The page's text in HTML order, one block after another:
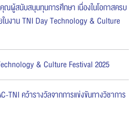
ผู้สนับสนุนทุนการศึกษา เนื่องในโอกาสครบ
นงาน TNI Day Technology & Culture
& Culture Festival 2025
TNI คว้ารางวัลจากการแข่งขันทางวิชาการ